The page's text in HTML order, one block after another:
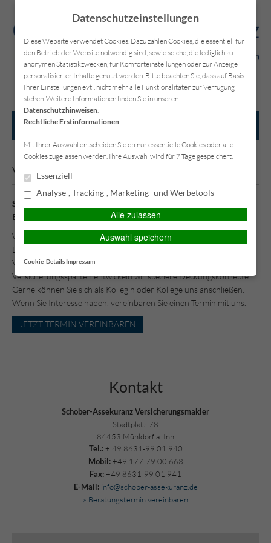
Kontakt Anfahrt Datenschutz Impressum
HAUPTMENÜ
Vermittler werden
Sie selbst sind Versicherungsvermittler – evtl. noch als
Einzelkämpfer und suchen Unterstützung?
Wir sind Versicherungsmakler, inhabergeführt und eigenständig.
Die Schober Assekuranz arbeitet mit nahmhaften
Versicherungsgesellschaften zusammen. Für einzelne
Versicherungssparten entwickeln wir spezielle Deckungskonzepte.
Gerne können Sie sich als Kollegin oder Kollege uns anschließen.
Wenn Sie Interesse haben, vereinbaren Sie einen Termin mit uns.
JETZT TERMIN VEREINBAREN
Kontakt
Scho­ber-As­se­ku­ranz Ver­si­che­rungs­mak­ler
Stadt­platz 78
84453 Mühl­dorf a. Inn
Tel.:+ 49 8631-99 01 940
Mobil:+49 177-79 00 663
Fax: +49 8631-99 01 941
E-Mail: info@schober-assekuranz.de
» Beratungstermin vereinbaren
Datenschutzeinstellungen
Diese Website verwendet Cookies. Dazu zählen Cookies, die essentiell für
den Betrieb der Website notwendig sind, sowie solche, die lediglich zu
anonymen Statistikzwecken, für Komforteinstellungen oder zur Anzeige
personalisierter Inhalte genutzt werden. Bitte beachten Sie, dass auf Basis
Ihrer Einstellungen evtl. nicht mehr alle Funktionalitäten zur Verfügung
stehen. Weitere Informationen finden Sie in unseren
Datenschutzhinweisen.
Rechtliche Erstinformationen
Mit Ihrer Auswahl entscheiden Sie ob nur essentielle Cookies oder alle
Cookies zugelassen werden. Ihre Auswahl wird für 7 Tage gespeichert.
Essenziell
Analyse-, Tracking-, Marketing- und Werbetools
Alle zulassen
Auswahl speichern
Cookie-Details Impressum